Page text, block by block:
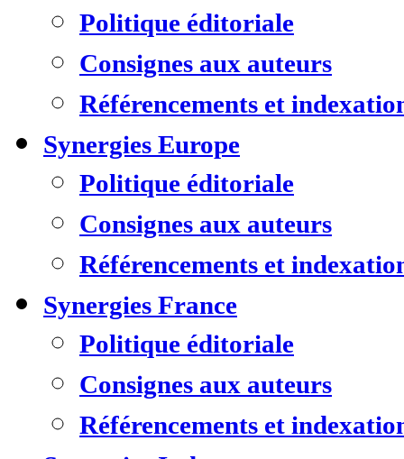
Politique éditoriale
Consignes aux auteurs
Référencements et
Synergies Europe
Politique éditoriale
Consignes aux auteurs
Référencements et
Synergies France
Politique éditoriale
Consignes aux auteurs
Référencements et